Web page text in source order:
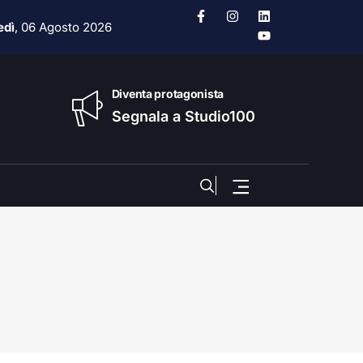
, 06 Agosto 2026
Diventa protagonista
Segnala a Studio100